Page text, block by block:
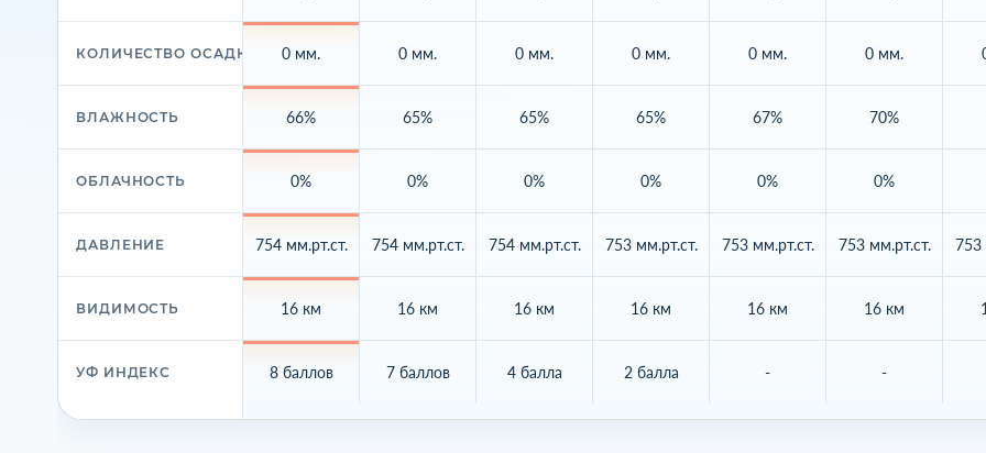
КОЛИЧЕСТВО ОСАДКОВ
ВЛАЖНОСТЬ
ОБЛАЧНОСТЬ
ДАВЛЕНИЕ
ВИДИМОСТЬ
УФ ИНДЕКС
0 мм.
66%
0%
754 мм.рт.ст.
16 км
8 баллов
0 мм.
65%
0%
754 мм.рт.ст.
16 км
7 баллов
0 мм.
65%
0%
754 мм.рт.ст.
16 км
4 балла
0 мм.
65%
0%
753 мм.рт.ст.
16 км
2 балла
0 мм.
67%
0%
753 мм.рт.ст.
16 км
-
0 мм.
70%
0%
753 мм.рт.ст.
16 км
-
753